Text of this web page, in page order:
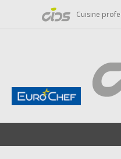
Cuisine
Panneau de gestion des